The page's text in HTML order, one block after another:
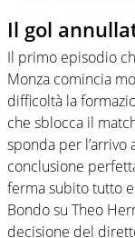
Il gol
Il primo episodio
Monza comincia
difficoltà la
che sblocca il
sponda per
conclusione
ferma subito tutto
Bondo su Theo
decisione del